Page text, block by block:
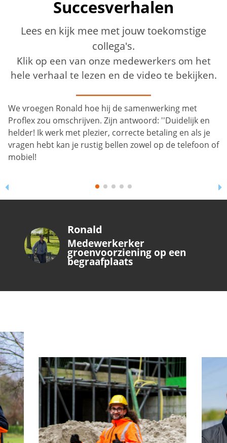
Succesverhalen
Lees en kijk mee met jouw toekomstige
collega's.
Klik op een van onze medewerkers om het
hele verhaal te lezen en de video te bekijken.
We vroegen Ronald hoe hij de samenwerking met
Proflex zou omschrijven. Zijn antwoord: ''Duidelijk en
helder! Ik werk met plezier, correcte betaling en als je
vragen hebt kan je rustig bellen zowel op de telefoon of
mobiel!
Ronald
Medewerkerker
groenvoorziening op een
begraafplaats